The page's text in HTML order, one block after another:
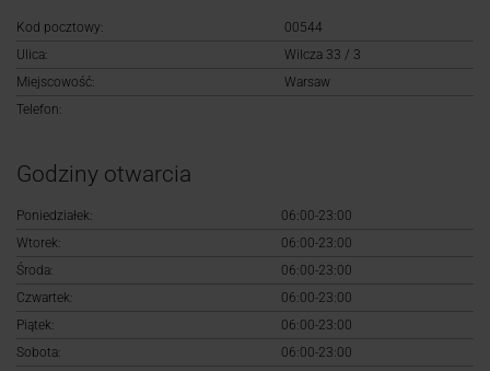
Logowanie
Kod pocztowy:
00544
Ulica:
Wilcza 33 / 3
Miejscowość:
Warsaw
Telefon:
Godziny otwarcia
Poniedziałek:
06:00-23:00
Wtorek:
06:00-23:00
Środa:
06:00-23:00
Czwartek:
06:00-23:00
Piątek:
06:00-23:00
Sobota:
06:00-23:00